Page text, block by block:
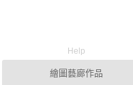
Help
繪圖藝廊作品